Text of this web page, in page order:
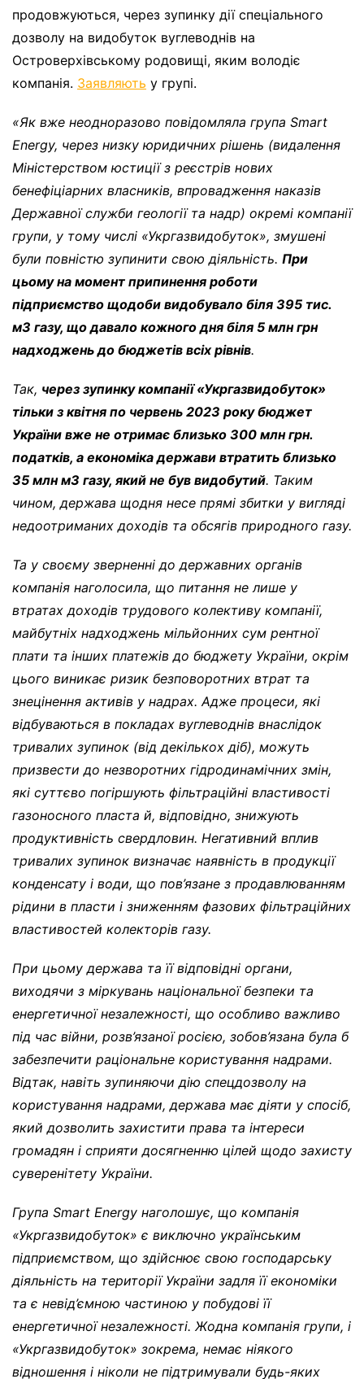
продовжуються, через зупинку дії спеціального
дозволу на видобуток вуглеводнів на
Островерхівському родовищі, яким володіє
компанія. Заявляють у групі.
«Як вже неодноразово повідомляла група Smart
Energy, через низку юридичних рішень (видалення
Міністерством юстиції з реєстрів нових
бенефіціарних власників, впровадження наказів
Державної служби геології та надр) окремі компанії
групи, у тому числі «Укргазвидобуток», змушені
були повністю зупинити свою діяльність. При
цьому на момент припинення роботи
підприємство щодоби видобувало біля 395 тис.
м3 газу, що давало кожного дня біля 5 млн грн
надходжень до бюджетів всіх рівнів.
Так, через зупинку компанії «Укргазвидобуток»
тільки з квітня по червень 2023 року бюджет
України вже не отримає близько 300 млн грн.
податків, а економіка держави втратить близько
35 млн м3 газу, який не був видобутий. Таким
чином, держава щодня несе прямі збитки у вигляді
недоотриманих доходів та обсягів природного газу.
Та у своєму зверненні до державних органів
компанія наголосила, що питання не лише у
втратах доходів трудового колективу компанії,
майбутніх надходжень мільйонних сум рентної
плати та інших платежів до бюджету України, окрім
цього виникає ризик безповоротних втрат та
знецінення активів у надрах. Адже процеси, які
відбуваються в покладах вуглеводнів внаслідок
тривалих зупинок (від декількох діб), можуть
призвести до незворотних гідродинамічних змін,
які суттєво погіршують фільтраційні властивості
газоносного пласта й, відповідно, знижують
продуктивність свердловин. Негативний вплив
тривалих зупинок визначає наявність в продукції
конденсату і води, що пов’язане з продавлюванням
рідини в пласти і зниженням фазових фільтраційних
властивостей колекторів газу.
При цьому держава та її відповідні органи,
виходячи з міркувань національної безпеки та
енергетичної незалежності, що особливо важливо
під час війни, розв’язаної росією, зобов’язана була б
забезпечити раціональне користування надрами.
Відтак, навіть зупиняючи дію спецдозволу на
користування надрами, держава має діяти у спосіб,
який дозволить захистити права та інтереси
громадян і сприяти досягненню цілей щодо захисту
суверенітету України.
Група Smart Energy наголошує, що компанія
«Укргазвидобуток» є виключно українським
підприємством, що здійснює свою господарську
діяльність на території України задля її економіки
та є невід’ємною частиною у побудові її
енергетичної незалежності. Жодна компанія групи, і
«Укргазвидобуток» зокрема, немає ніякого
відношення і ніколи не підтримували будь-яких